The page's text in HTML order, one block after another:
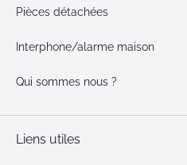
Pièces détachées
Interphone/alarme maison
Qui sommes nous ?
Liens utiles